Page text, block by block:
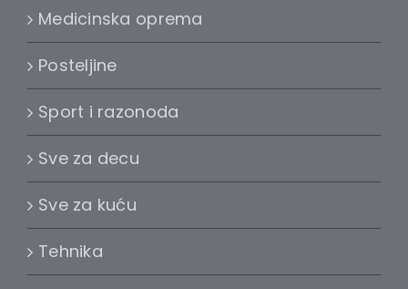
Medicinska oprema
Posteljine
Sport i razonoda
Sve za decu
Sve za kuću
Tehnika